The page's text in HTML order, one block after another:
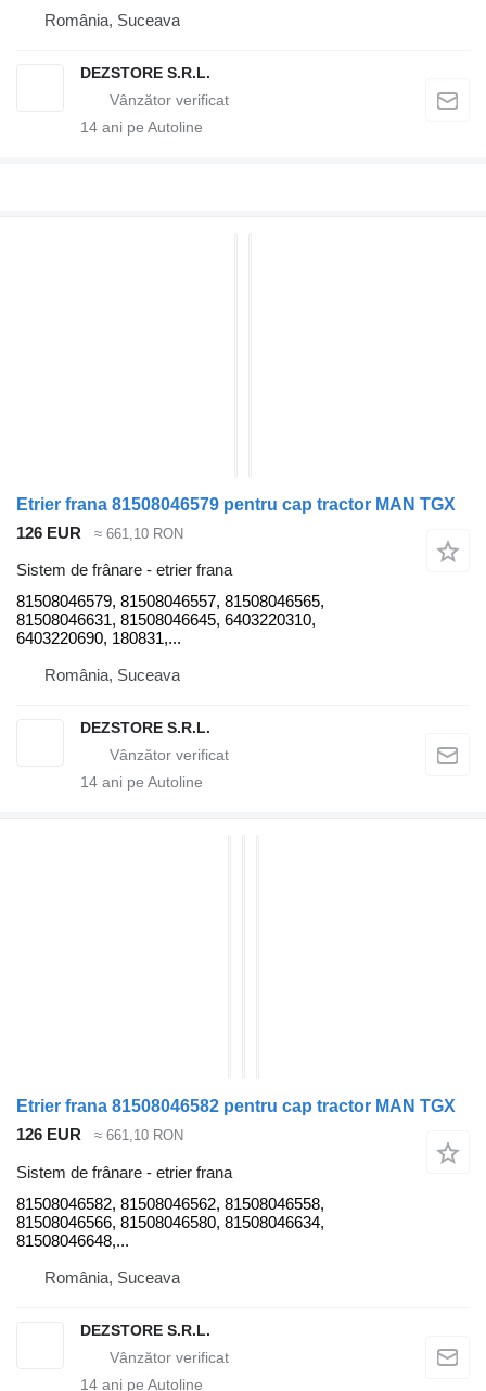
România, Suceava
DEZSTORE S.R.L.
14 ani pe Autoline
Etrier frana 81508046579 pentru cap tractor MAN TGX
126 EUR
≈ 661,10 RON
Sistem de frânare - etrier frana
81508046579, 81508046557, 81508046565,
81508046631, 81508046645, 6403220310,
6403220690, 180831,...
România, Suceava
DEZSTORE S.R.L.
14 ani pe Autoline
Etrier frana 81508046582 pentru cap tractor MAN TGX
126 EUR
≈ 661,10 RON
Sistem de frânare - etrier frana
81508046582, 81508046562, 81508046558,
81508046566, 81508046580, 81508046634,
81508046648,...
România, Suceava
DEZSTORE S.R.L.
14 ani pe Autoline